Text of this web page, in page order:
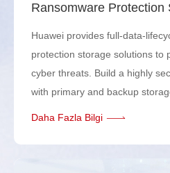
Ransomware Protection
Huawei provides full-data-
protection storage solutions to
cyber threats. Build a highly
with primary and backup
Daha Fazla Bilgi